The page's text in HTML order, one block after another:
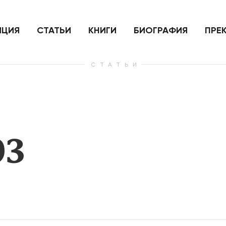
нанесенный по самим себе
СТАТЬИ КНИГИ БИОГРАФИЯ
СТАТЬИ